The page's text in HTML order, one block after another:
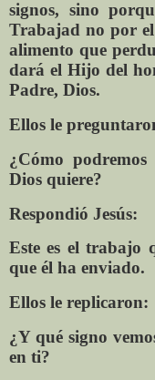
signos, sino
Trabajad no por
alimento que
dará el Hijo del
Padre, Dios.
Ellos le
¿Cómo
Dios quiere?
Respondió Jesús:
Este es el trabajo
que él ha enviado.
Ellos le replicaron:
¿Y qué signo
en ti?